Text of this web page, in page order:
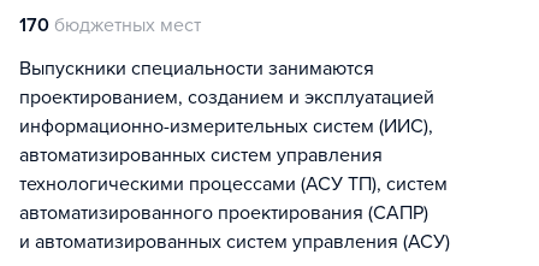
170 бюджетных мест
Выпускники специальности занимаются
проектированием, созданием и эксплуатацией
информационно-измерительных систем (ИИС),
автоматизированных систем управления
технологическими процессами (АСУ ТП), систем
автоматизированного проектирования (САПР)
и автоматизированных систем управления (АСУ)